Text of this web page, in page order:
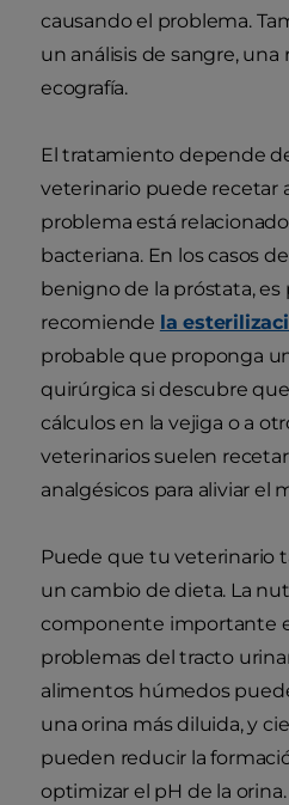
causando el problema.
un análisis de sangre, una
ecografía.
El tratamiento depende
veterinario puede recetar
problema está
bacteriana. En los casos
benigno de la próstata, es
recomiende la
probable que proponga
quirúrgica si descubre
cálculos en la vejiga o a
veterinarios suelen
analgésicos para aliviar el
Puede que tu veterinario
un cambio de dieta. La
componente importante
problemas del tracto
alimentos húmedos
una orina más diluida, y
pueden reducir la
optimizar el pH de la